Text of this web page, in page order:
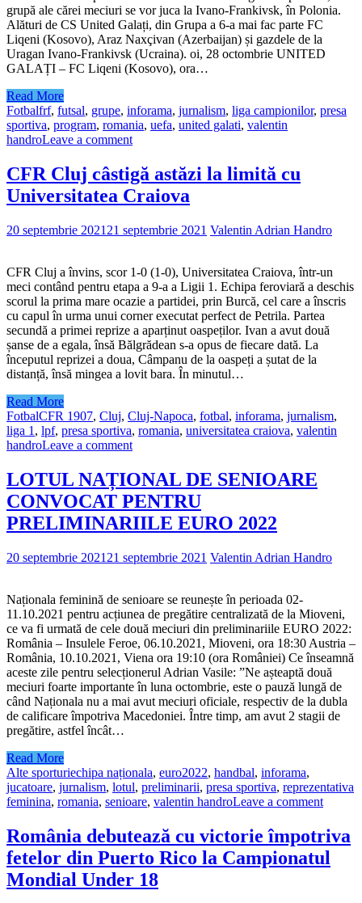
grupă ale cărei meciuri se vor juca la Ivano-Frankivsk, în Polonia.
Alături de CS United Galați, din Grupa a 6-a mai fac parte FC
Liqeni (Kosovo), Araz Naxçivan (Azerbaijan) și gazdele de la
Uragan Ivano-Frankivsk (Ucraina). oi, 28 octombrie UNITED
GALAȚI – FC Liqeni (Kosovo), ora…
Read More
Fotbalfrf, futsal, grupe, inforama, jurnalism, liga campionilor, presa
sportiva, program, romania, uefa, united galati, valentin
handroLeave a comment
CFR Cluj câstigă astăzi la limită cu
Universitatea Craiova
20 septembrie 2021 21 septembrie 2021 Valentin Adrian Handro
CFR Cluj a învins, scor 1-0 (1-0), Universitatea Craiova, într-un
meci contând pentru etapa a 9-a a Ligii 1. Echipa feroviară a deschis
scorul la prima mare ocazie a partidei, prin Burcă, cel care a înscris
cu capul în urma unui corner executat perfect de Petrila. Partea
secundă a primei reprize a aparținut oaspeților. Ivan a avut două
șanse de a egala, însă Bălgrădean s-a opus de fiecare dată. La
începutul reprizei a doua, Câmpanu de la oaspeți a șutat de la
distanță, însă mingea a lovit bara. În minutul…
Read More
FotbalCFR 1907, Cluj, Cluj-Napoca, fotbal, inforama, jurnalism,
liga 1 , lpf, presa sportiva, romania, universitatea craiova, valentin
handroLeave a comment
LOTUL NAȚIONAL DE SENIOARE
CONVOCAT PENTRU
PRELIMINARIILE EURO 2022
20 septembrie 2021 21 septembrie 2021 Valentin Adrian Handro
Naționala feminină de senioare se reunește în perioada 02-
11.10.2021 pentru acțiunea de pregătire centralizată de la Mioveni,
ce va fi urmată de cele două meciuri din preliminariile EURO 2022:
România – Insulele Feroe, 06.10.2021, Mioveni, ora 18:30 Austria –
România, 10.10.2021, Viena ora 19:10 (ora României) Ce înseamnă
aceste zile pentru selecționerul Adrian Vasile: ”Ne așteaptă două
meciuri foarte importante în luna octombrie, este o pauză lungă de
când Naționala nu a mai avut meciuri oficiale, respectiv de la dubla
de calificare împotriva Macedoniei. Între timp, am avut 2 stagii de
pregătire, astfel încât…
Read More
Alte sporturiechipa naționala, euro2022, handbal, inforama,
jucatoare, jurnalism, lotul, preliminarii, presa sportiva, reprezentativa
feminina, romania, senioare, valentin handroLeave a comment
România debutează cu victorie împotriva
fetelor din Puerto Rico la Campionatul
Mondial Under 18